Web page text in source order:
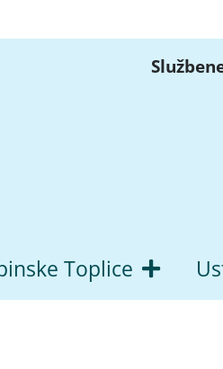
Toplice